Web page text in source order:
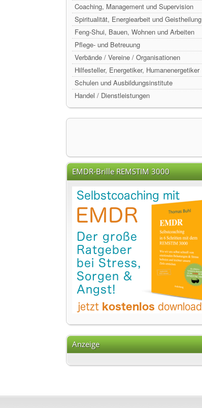
Coaching, Management und Supervision
Spiritualität, Energiearbeit und Geistheilung
Feng-Shui, Bauen, Wohnen und Arbeiten
Pflege- und Betreuung
Verbände / Vereine / Organisationen
Hilfesteller, Energetiker, Humanenergetiker
Schulen und Ausbildungsinstitute
Handel / Dienstleistungen
EMDR-Brille REMSTIM 3000
Anzeige